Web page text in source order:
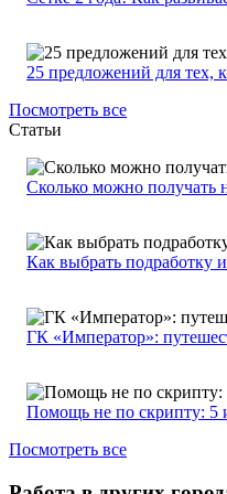
25 предложений для тех,
Посмотреть все
Статьи
Сколько можно получать
Как выбрать подработку
ГК «Император»:
Помощь не по скрипту: 5
Посмотреть все